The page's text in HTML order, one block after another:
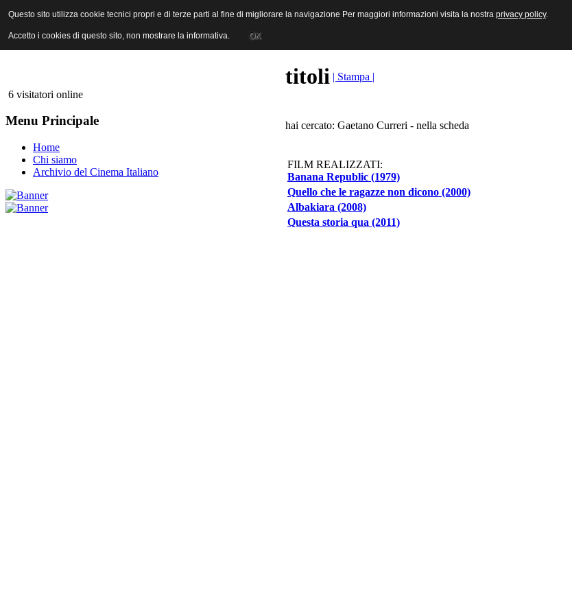
ANICA | Associazione Nazionale Industrie Cinematografiche Audiovisive e Multimediali
6 visitatori online
Menu Principale
Home
Chi siamo
Archivio del Cinema Italiano
titoli | Stampa |
hai cercato: Gaetano Curreri - nella scheda
FILM REALIZZATI:
Banana Republic (1979)
Quello che le ragazze non dicono (2000)
Albakiara (2008)
Questa storia qua (2011)
Questo sito utilizza cookie tecnici propri e di terze parti al fine di migliorare la navigazione Per maggiori informazioni visita la nostra privacy policy.
Accetto i cookies di questo sito, non mostrare la informativa. OK
Questo sito utilizza cookie tecnici propri e di terze parti al fine di migliorare la navigazione Per maggiori informazioni visita la nostra privacy policy.
Accetto i cookies di questo sito, non mostrare la informativa. OK